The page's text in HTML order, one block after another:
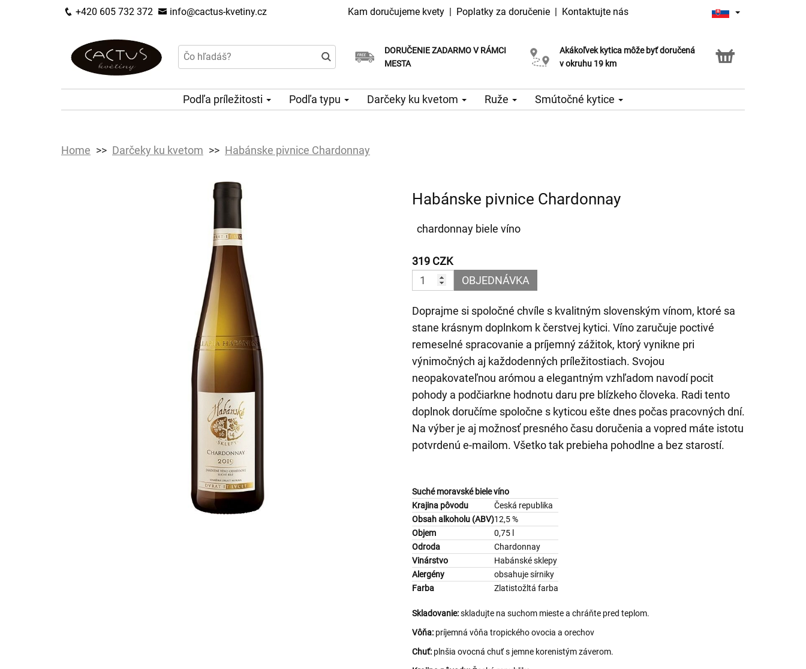
+420 605 732 372 info@cactus-kvetiny.cz Kam doručujeme kvety | Poplatky za doručenie | Kontaktujte nás
DORUČENIE ZADARMO V RÁMCI
MESTA
Akákoľvek kytica môže byť doručená
v okruhu 19 km
Služba Click & Collect
Podľa príležitosti Podľa typu Darčeky ku kvetom Ruže Smútočné kytice
Home Darčeky ku kvetom Habánske pivnice Chardonnay
Habánske pivnice Chardonnay
chardonnay biele víno
319 CZK
OBJEDNÁVKA
Doprajme si spoločné chvíle s kvalitným slovenským vínom, ktoré sa
stane krásnym doplnkom k čerstvej kytici. Víno zaručuje poctivé
remeselné spracovanie a príjemný zážitok, ktorý vynikne pri
výnimočných aj každodenných príležitostiach. Svojou
neopakovateľnou arómou a elegantným vzhľadom navodí pocit
pohody a podčiarkne hodnotu daru pre blízkeho človeka. Radi tento
doplnok doručíme spoločne s kyticou ešte dnes počas pracovných dní.
Na výber je aj možnosť presného času doručenia a vopred máte istotu
potvrdenú e-mailom. Všetko tak prebieha pohodlne a bez starostí.
Suché moravské biele víno
Krajina pôvodu
Česká republika
Obsah alkoholu (ABV)12,5 %
Objem
0,75 l
Odroda
Chardonnay
Vinárstvo
Habánské sklepy
Alergény
obsahuje sírniky
Farba
Zlatistožltá farba
Skladovanie:skladujte na suchom mieste a chráňte pred teplom.
Vôňa: príjemná vôňa tropického ovocia a orechov
Chuť: plnšia ovocná chuť s jemne korenistým záverom.